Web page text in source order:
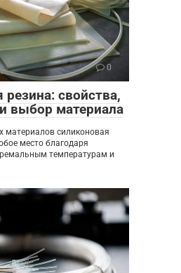
0
свойства,
выбор материала
материалов силиконовая
место благодаря
температурам и